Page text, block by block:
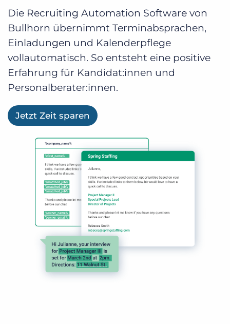
Die Recruiting Automation Software von
Bullhorn übernimmt Terminabsprachen,
Einladungen und Kalenderpflege
vollautomatisch. So entsteht eine positive
Erfahrung für Kandidat:innen und
Personalberater:innen.
Jetzt Zeit sparen